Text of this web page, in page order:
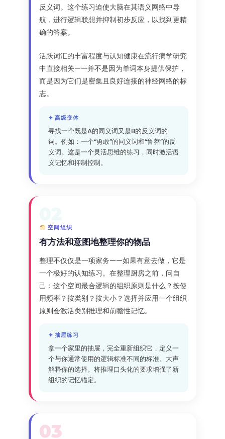
反义词。这个练习迫使大脑在其语义网络中导
航，进行逻辑联想并抑制初步反应，以找到更精
确的答案。
活跃词汇的丰富程度与认知健康在流行病学研究
中直接相关——并不是因为单词本身提供保护，
而是因为它们是密集且良好连接的神经网络的标
志。
✦ 高级变体
寻找一个既是A的同义词又是B的反义词的
词。例如：一个“勇敢”的同义词和“鲁莽”的反
义词。这是一个灵活思维的练习，同时激活语
义记忆和抑制控制。
空间组织
有方法和意图地整理你的物品
整理不仅仅是一项家务——如果有意去做，它是
一个极好的认知练习。在整理厨房之前，问自
己：这个空间最合逻辑的组织原则是什么？按使
用频率？按类别？按大小？选择并应用一个组织
原则会激活类别推理和前瞻性记忆。
✦ 抽屉练习
拿一个家里的抽屉，完全重新组织它，定义一
个与你通常使用的逻辑标准不同的标准。大声
解释你的选择。将推理口头化的要求增强了新
组织的记忆锚定。
03